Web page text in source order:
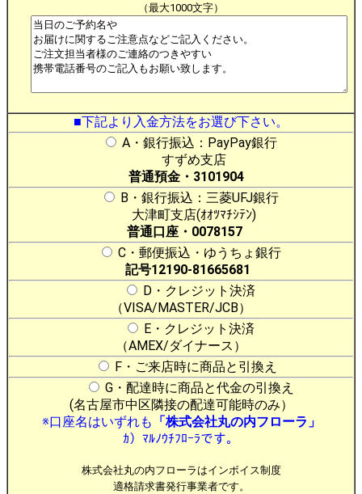
（最大1000文字）
■下記より入金方法をお選び下さい。
A・銀行振込：PayPay銀行
すずめ支店
普通預金・3101904
B・銀行振込：三菱UFJ銀行
大津町支店(ｵｵﾂﾏﾁｼﾃﾝ)
普通口座・0078157
C・郵便振込・ゆうちょ銀行
記号12190-81665681
D・クレジット決済
（VISA/MASTER/JCB）
E・クレジット決済
（AMEX/ダイナース）
F・ご来店時に商品と引換え
G・配達時に商品と代金の引換え
(名古屋市中区隣接の配達可能時のみ）
※口座名はいずれも 「株式会社丸の内フローラ」
ｶ）ﾏﾙﾉｳﾁﾌﾛｰﾗです。
株式会社丸の内フローラはインボイス制度
適格請求書発行事業者です。